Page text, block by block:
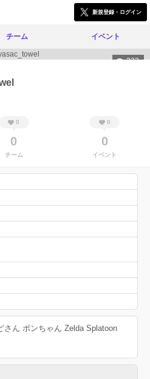
新規登録・ログイン
チーム イベント
333
0
0
チーム
0
0
イベント
さん ボンちゃん Zelda Splatoon